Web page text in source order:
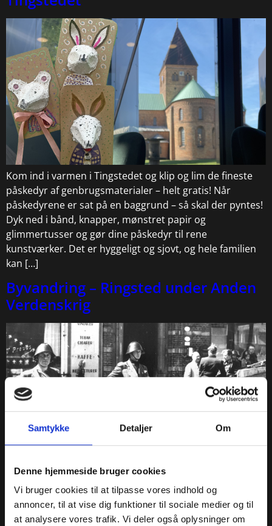
Samtykke Detaljer Om
Denne hjemmeside bruger cookies
Vi bruger cookies til at tilpasse vores indhold og
annoncer, til at vise dig funktioner til sociale medier og til
at analysere vores trafik. Vi deler også oplysninger om
Kom ind i varmen i Tingstedet og klip og lim de fineste
påskedyr af genbrugsmaterialer – helt gratis! Når
påskedyrene er sat på en baggrund – så skal der pyntes!
Dyk ned i bånd, knapper, mønstret papir og
glimmertusser og gør dine påskedyr til rene
kunstværker. Det er hyggeligt og sjovt, og hele familien
kan […]
Byvandring – Ringsted under Anden
Verdenskrig
Kom med på en spændende byvandring og hør om
Ringsted under Anden Verdenskrig. Vi stopper ved
mange forskellige steder i byen og hører, hvad der er